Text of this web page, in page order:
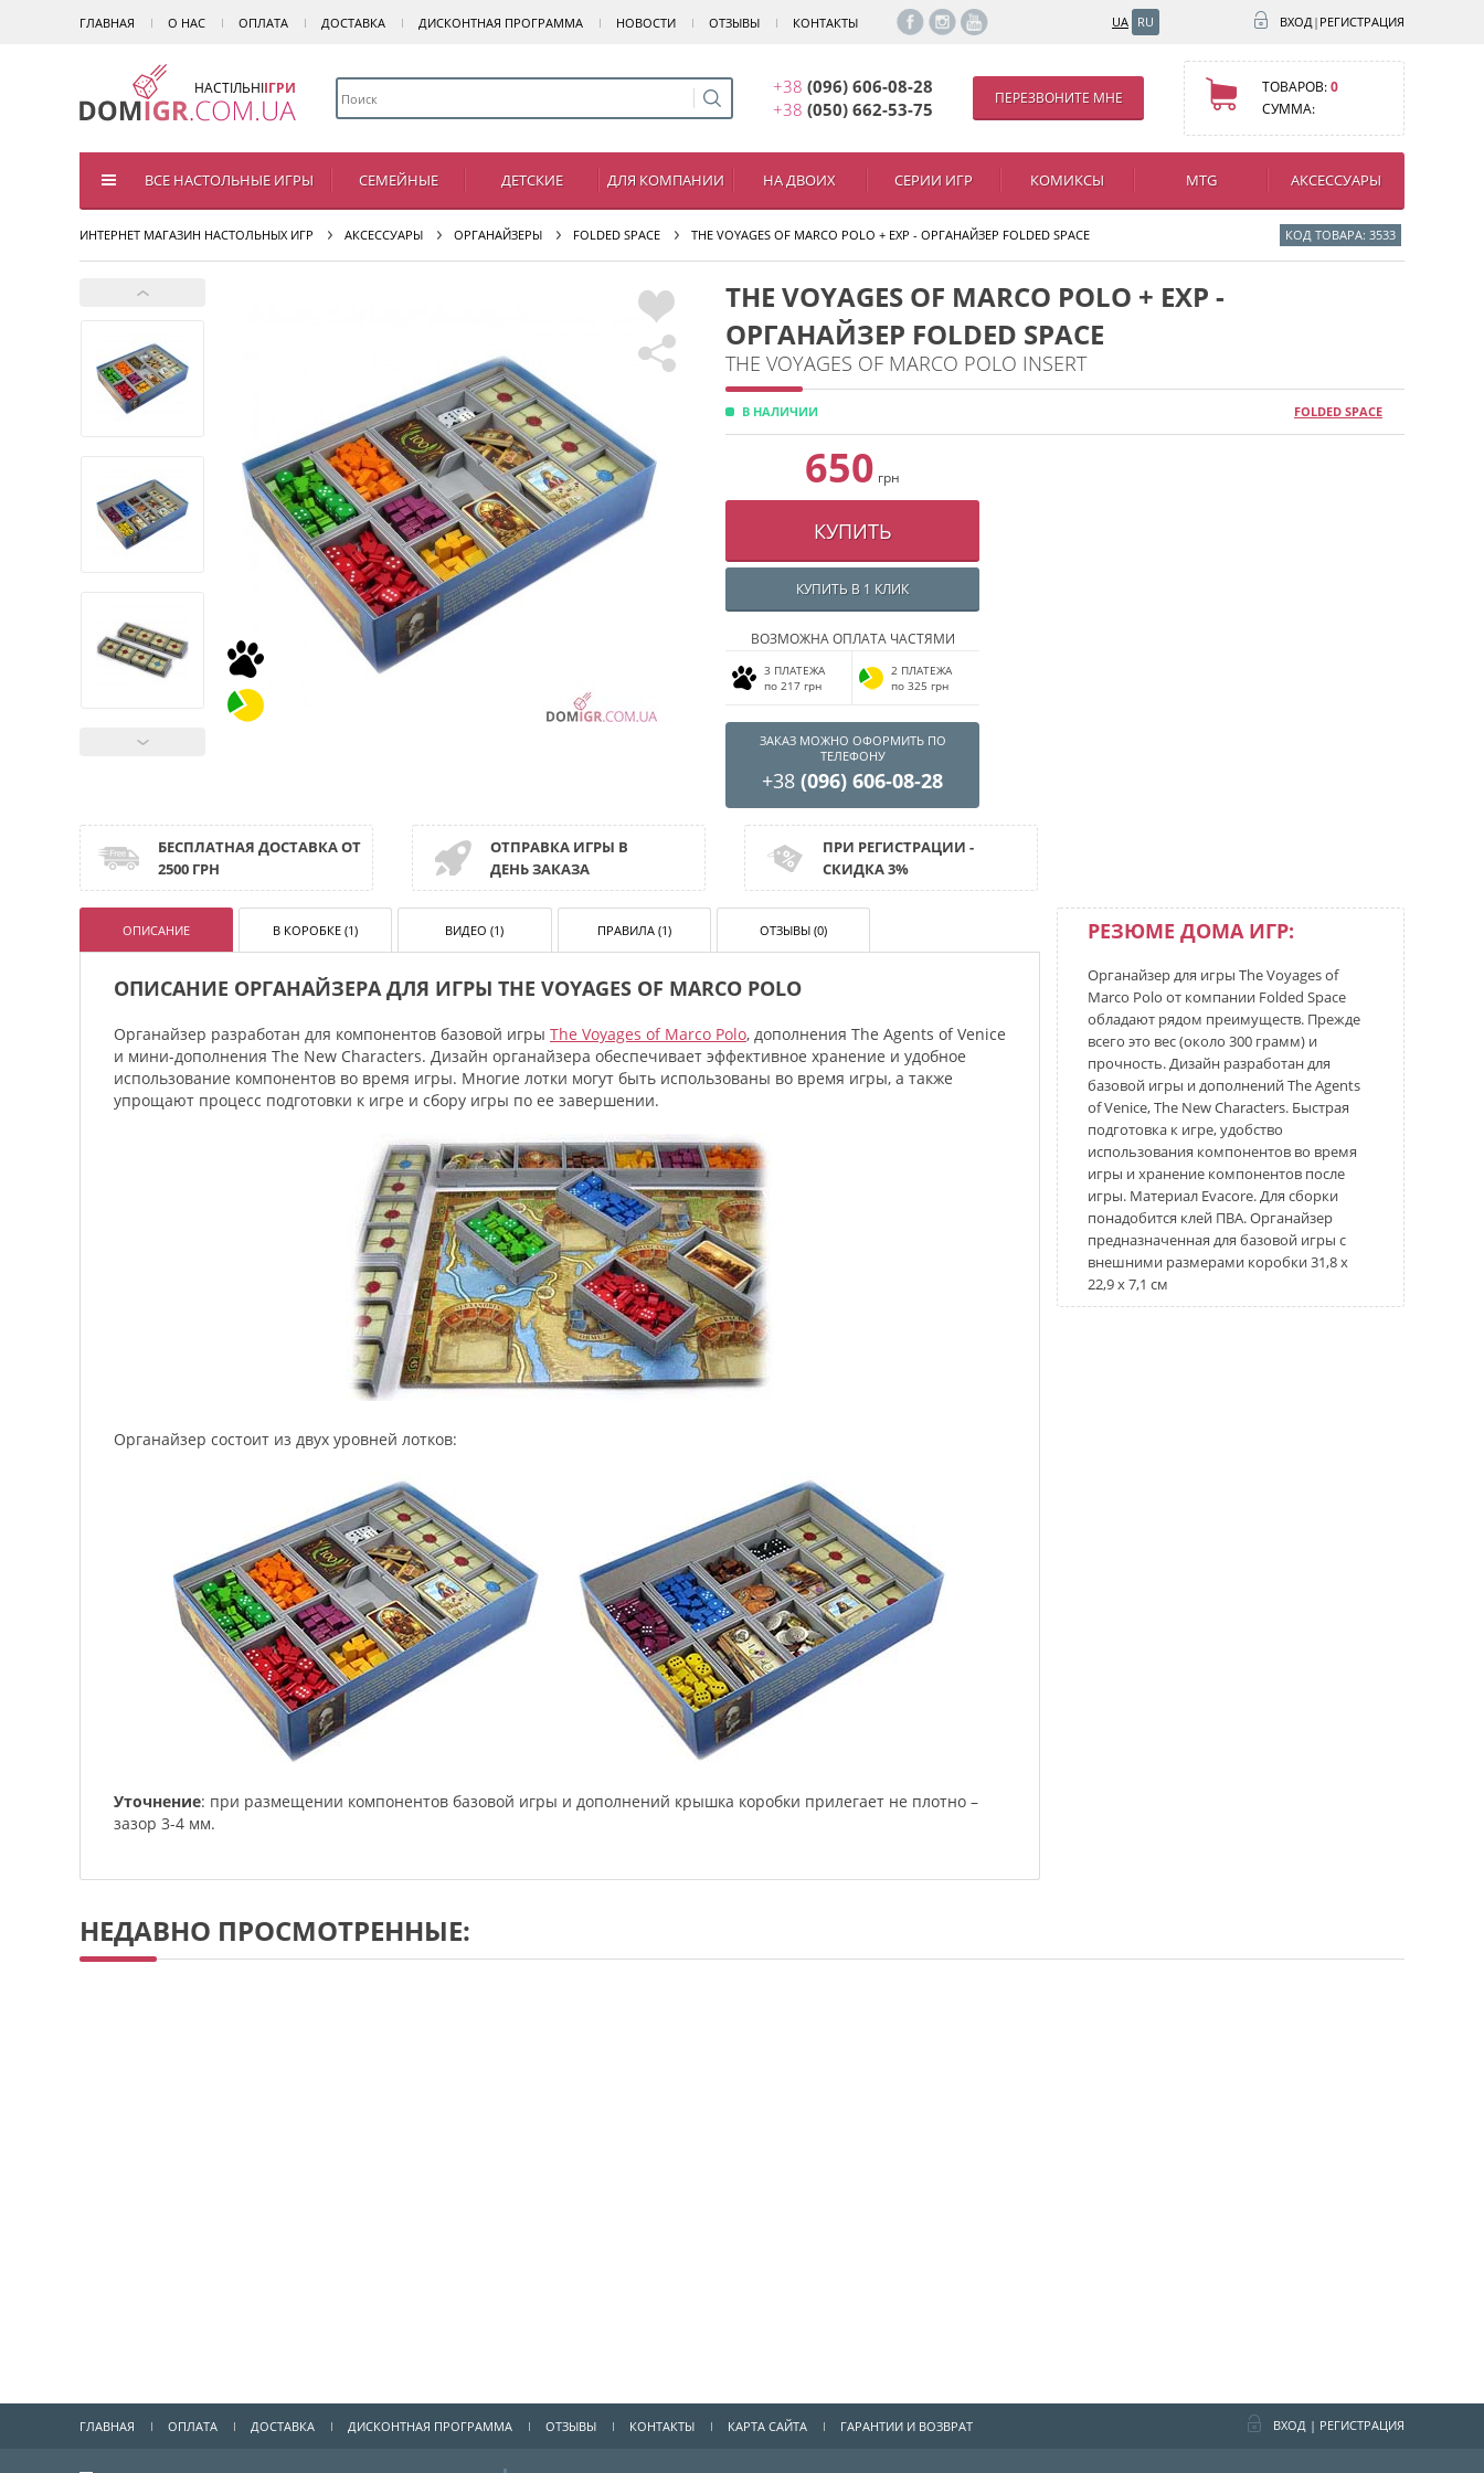
ГЛАВНАЯ О НАС ОПЛАТА ДОСТАВКА ДИСКОНТНАЯ ПРОГРАММА НОВОСТИ ОТЗЫВЫ КОНТАКТЫ UA RU ВХОД| РЕГИСТРАЦИЯ
НАСТІЛЬНІІГРИ +38 (096) 606-08-28
+38 (050) 662-53-75
ПЕРЕЗВОНИТЕ МНЕ
ТОВАРОВ:0
СУММА:
ВСЕ НАСТОЛЬНЫЕ ИГРЫ СЕМЕЙНЫЕ ДЕТСКИЕ ДЛЯ КОМПАНИИ НА ДВОИХ СЕРИИ ИГР КОМИКСЫ MTG АКСЕССУАРЫ
ИНТЕРНЕТ МАГАЗИН НАСТОЛЬНЫХ ИГР АКСЕССУАРЫ ОРГАНАЙЗЕРЫ FOLDED SPACE THE VOYAGES OF MARCO POLO + EXP - ОРГАНАЙЗЕР FOLDED SPACE КОД ТОВАРА: 3533
THE VOYAGES OF MARCO POLO + EXP -
ОРГАНАЙЗЕР FOLDED SPACE
THE VOYAGES OF MARCO POLO INSERT
В НАЛИЧИИ FOLDED SPACE
650 грн
КУПИТЬ
КУПИТЬ В 1 КЛИК
ВОЗМОЖНА ОПЛАТА ЧАСТЯМИ
3 ПЛАТЕЖА
по 217 грн
2 ПЛАТЕЖА
по 325 грн
ЗАКАЗ МОЖНО ОФОРМИТЬ ПО
ТЕЛЕФОНУ
+38 (096) 606-08-28
БЕСПЛАТНАЯ ДОСТАВКА ОТ
2500 ГРН
ОТПРАВКА ИГРЫ В
ДЕНЬ ЗАКАЗА
ПРИ РЕГИСТРАЦИИ -
СКИДКА 3%
РЕЗЮМЕ ДОМА ИГР:
Органайзер для игры The Voyages of
Marco Polo от компании Folded Space
обладают рядом преимуществ. Прежде
всего это вес (около 300 грамм) и
прочность. Дизайн разработан для
базовой игры и дополнений The Agents
of Venice, The New Characters. Быстрая
подготовка к игре, удобство
использования компонентов во время
игры и хранение компонентов после
игры. Материал Evacore. Для сборки
понадобится клей ПВА. Органайзер
предназначенная для базовой игры с
внешними размерами коробки 31,8 x
22,9 x 7,1 см
ОПИСАНИЕ В КОРОБКЕ (1) ВИДЕО (1) ПРАВИЛА (1) ОТЗЫВЫ (0)
ОПИСАНИЕ ОРГАНАЙЗЕРА ДЛЯ ИГРЫ THE VOYAGES OF MARCO POLO
Органайзер разработан для компонентов базовой игры The Voyages of Marco Polo, дополнения The Agents of Venice
и мини-дополнения The New Characters. Дизайн органайзера обеспечивает эффективное хранение и удобное
использование компонентов во время игры. Многие лотки могут быть использованы во время игры, а также
упрощают процесс подготовки к игре и сбору игры по ее завершении.
Органайзер состоит из двух уровней лотков:
Уточнение: при размещении компонентов базовой игры и дополнений крышка коробки прилегает не плотно –
зазор 3-4 мм.
НЕДАВНО ПРОСМОТРЕННЫЕ:
ГЛАВНАЯ ОПЛАТА ДОСТАВКА ДИСКОНТНАЯ ПРОГРАММА ОТЗЫВЫ КОНТАКТЫ КАРТА САЙТА ГАРАНТИИ И ВОЗВРАТ ВХОД | РЕГИСТРАЦИЯ